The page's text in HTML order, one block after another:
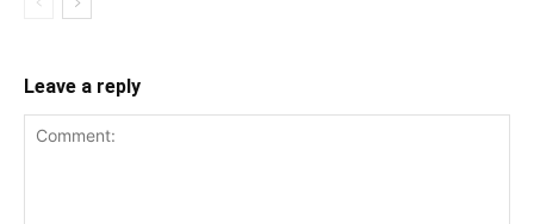
Leave a reply